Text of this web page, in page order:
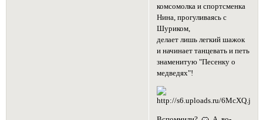
комсомолка и спортсменка
Нина, прогуливаясь с
Шуриком,
делает лишь легкий шажок
и начинает танцевать и петь
знаменитую "Песенку о
медведях"!